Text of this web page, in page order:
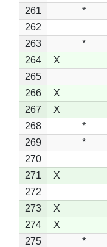
261
*
262
263
*
264
X
265
266
X
267
X
268
*
269
*
270
271
X
272
273
X
274
X
275
*